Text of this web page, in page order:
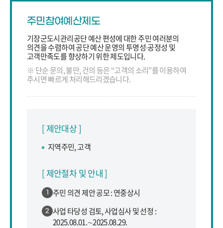
주민참여예산제도
기장군도시관리공단 예산 편성에 대한 주민 여러분의
의견을 수렴하여 공단 예산 운영의 투명성‧공정성 및
고객만족도를 향상하기 위한 제도입니다.
※ 단순 문의, 불만, 건의 등은 “고객의 소리”를 이용하여
주시면 빠르게 처리해드리겠습니다.
[ 제안대상 ]
지역주민, 고객
[ 제안절차 및 안내 ]
1 주민 의견 제안 공모 : 연중상시
2 사업 타당성 검토, 사업심사 및 선정 :
2025.08.01.∼2025.08.29.